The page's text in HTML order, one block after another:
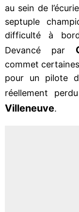
au sein de
septuple
difficulté à
Devancé par
commet
pour un pilote
réellement
Villeneuve.